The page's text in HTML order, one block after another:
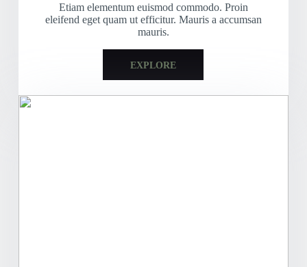
Etiam elementum euismod commodo. Proin
eleifend eget quam ut efficitur. Mauris a accumsan
mauris.
EXPLORE